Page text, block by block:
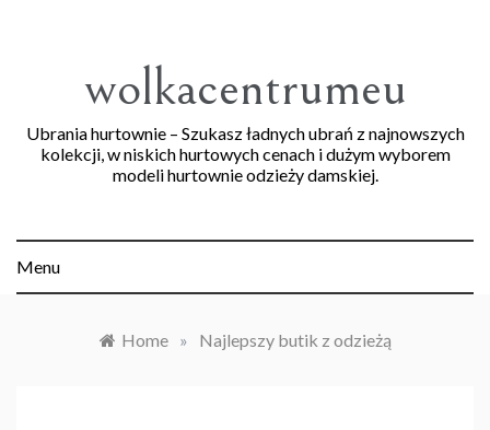
wolkacentrumeu
Ubrania hurtownie – Szukasz ładnych ubrań z najnowszych
kolekcji, w niskich hurtowych cenach i dużym wyborem
modeli hurtownie odzieży damskiej.
Menu
Home » Najlepszy butik z odzieżą